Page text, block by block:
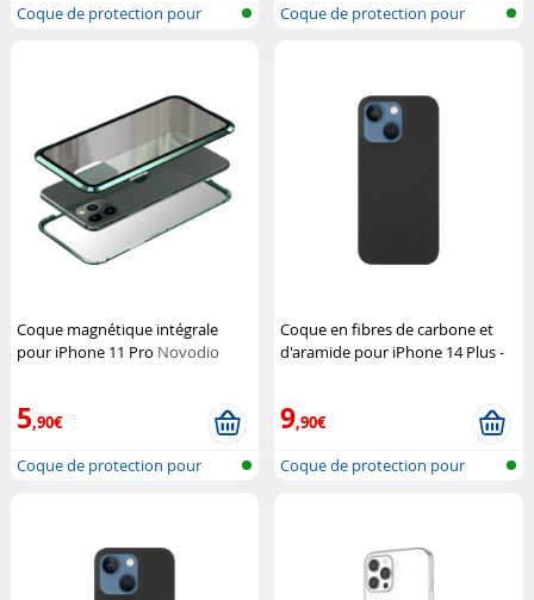
Coque de protection pour
Coque de protection pour
Coque magnétique intégrale
pour iPhone 11 Pro Novodio
5,90€
Coque de protection pour
Coque en fibres de carbone et
d'aramide pour iPhone 14 Plus -
9,90€
Coque de protection pour